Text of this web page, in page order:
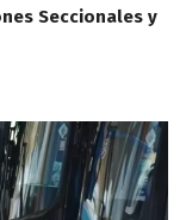
Seccionales y